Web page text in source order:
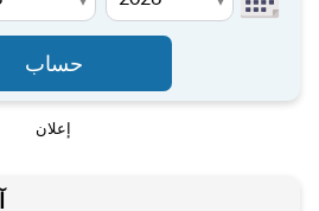
حساب
إعلان